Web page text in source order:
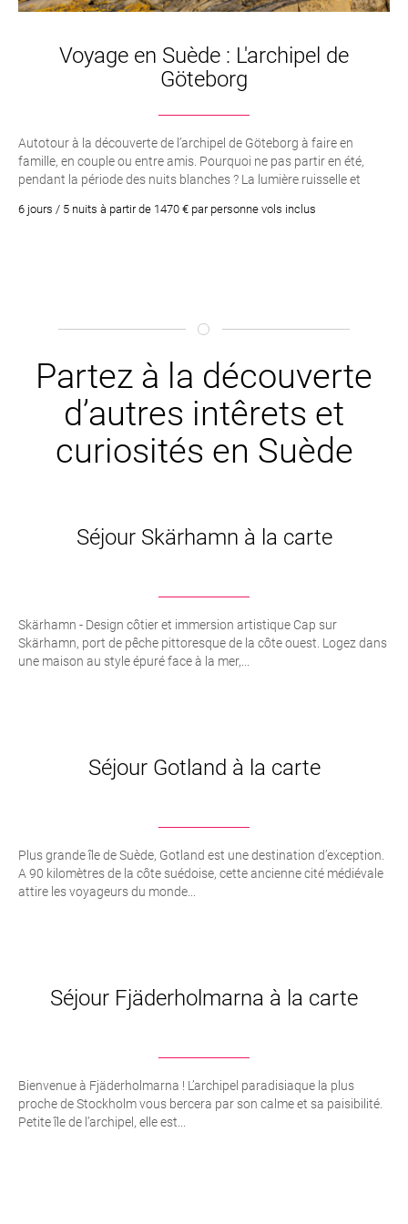
Voyage en Suède : L'archipel de
Göteborg
Autotour à la découverte de l’archipel de Göteborg à faire en
famille, en couple ou entre amis. Pourquoi ne pas partir en été,
pendant la période des nuits blanches ? La lumière ruisselle et
6 jours / 5 nuits à partir de 1470 € par personne vols inclus
Partez à la découverte
d’autres intêrets et
curiosités en Suède
Séjour Skärhamn à la carte
Skärhamn - Design côtier et immersion artistique Cap sur
Skärhamn, port de pêche pittoresque de la côte ouest. Logez dans
une maison au style épuré face à la mer,...
Séjour Gotland à la carte
Plus grande île de Suède, Gotland est une destination d’exception.
A 90 kilomètres de la côte suédoise, cette ancienne cité médiévale
attire les voyageurs du monde...
Séjour Fjäderholmarna à la carte
Bienvenue à Fjäderholmarna ! L’archipel paradisiaque la plus
proche de Stockholm vous bercera par son calme et sa paisibilité.
Petite île de l’archipel, elle est...